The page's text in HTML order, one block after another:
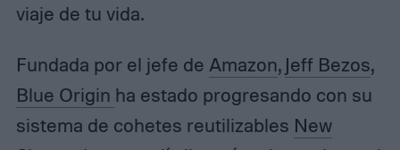
viaje de tu vida.
Fundada por el jefe de Amazon, Jeff Bezos,
Blue Origin ha estado progresando con su
sistema de cohetes reutilizables New